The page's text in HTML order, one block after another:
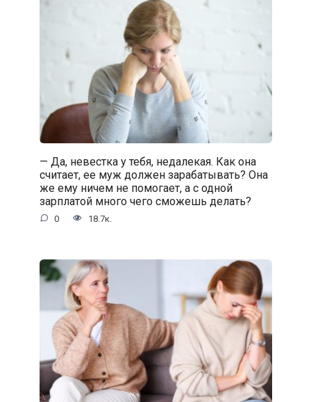
— Да, невестка у тебя, недалекая. Как она
считает, ее муж должен зарабатывать? Она
же ему ничем не помогает, а с одной
зарплатой много чего сможешь делать?
0 18.7к.